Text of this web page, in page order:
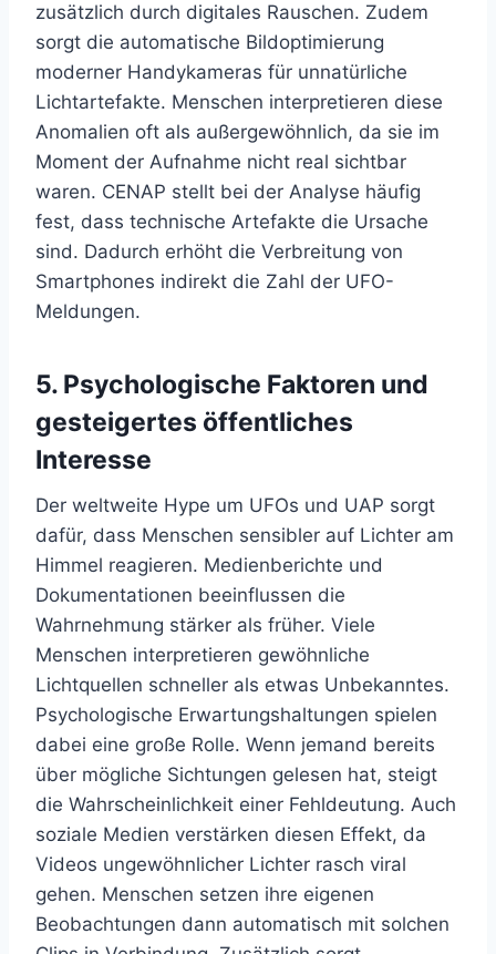
zusätzlich durch digitales Rauschen. Zudem
sorgt die automatische Bildoptimierung
moderner Handykameras für unnatürliche
Lichtartefakte. Menschen interpretieren diese
Anomalien oft als außergewöhnlich, da sie im
Moment der Aufnahme nicht real sichtbar
waren. CENAP stellt bei der Analyse häufig
fest, dass technische Artefakte die Ursache
sind. Dadurch erhöht die Verbreitung von
Smartphones indirekt die Zahl der UFO-
Meldungen.
5. Psychologische Faktoren und
gesteigertes öffentliches
Interesse
Der weltweite Hype um UFOs und UAP sorgt
dafür, dass Menschen sensibler auf Lichter am
Himmel reagieren. Medienberichte und
Dokumentationen beeinflussen die
Wahrnehmung stärker als früher. Viele
Menschen interpretieren gewöhnliche
Lichtquellen schneller als etwas Unbekanntes.
Psychologische Erwartungshaltungen spielen
dabei eine große Rolle. Wenn jemand bereits
über mögliche Sichtungen gelesen hat, steigt
die Wahrscheinlichkeit einer Fehldeutung. Auch
soziale Medien verstärken diesen Effekt, da
Videos ungewöhnlicher Lichter rasch viral
gehen. Menschen setzen ihre eigenen
Beobachtungen dann automatisch mit solchen